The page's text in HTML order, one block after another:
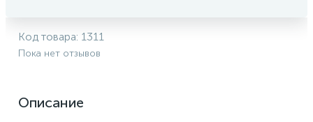
Код товара: 1311
Пока нет отзывов
Описание